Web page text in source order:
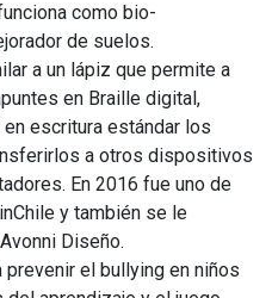
como bio-
de suelos.
a un lápiz que permite a
en Braille digital,
escritura estándar los
a otros dispositivos
En 2016 fue uno de
y también se le
Diseño.
prevenir el bullying en niños